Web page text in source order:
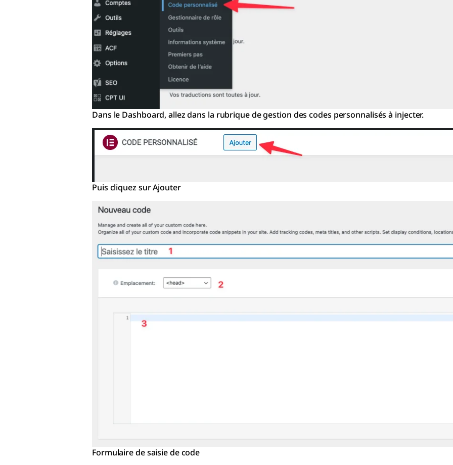
Dans le Dashboard, allez dans la rubrique de gestion des codes personnalisés à injecter.
Puis cliquez sur Ajouter
Formulaire de saisie de code